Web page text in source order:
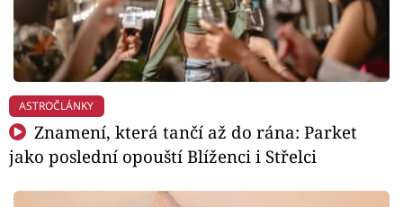
ASTROČLÁNKY
Znamení, která tančí až do rána: Parket
jako poslední opouští Blíženci i Střelci